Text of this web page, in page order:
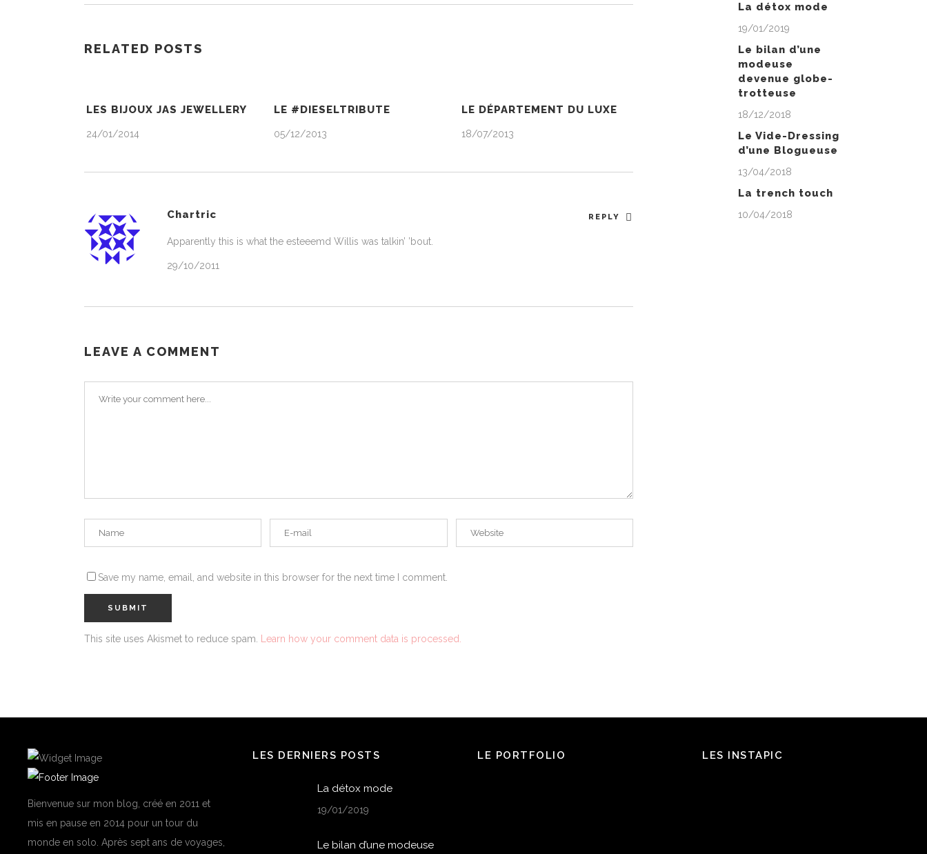
RELATED POSTS
LES BIJOUX JAS JEWELLERY
24/01/2014
LE #DIESELTRIBUTE
05/12/2013
LE DÉPARTEMENT DU LUXE
18/07/2013
Chartric REPLY
Apparently this is what the esteeemd Willis was talkin’ ’bout.
29/10/2011
LEAVE A COMMENT
Save my name, email, and website in this browser for the next time I comment.
This site uses Akismet to reduce spam. Learn how your comment data is processed.
La détox mode
19/01/2019
Le bilan d’une
modeuse
devenue globe-
trotteuse
18/12/2018
Le Vide-Dressing
d’une Blogueuse
13/04/2018
La trench touch
10/04/2018
Bienvenue sur mon blog, créé en 2011 et
mis en pause en 2014 pour un tour du
monde en solo. Après sept ans de voyages,
LES DERNIERS POSTS
La détox mode
19/01/2019
Le bilan d’une modeuse
LE PORTFOLIO LES INSTAPIC